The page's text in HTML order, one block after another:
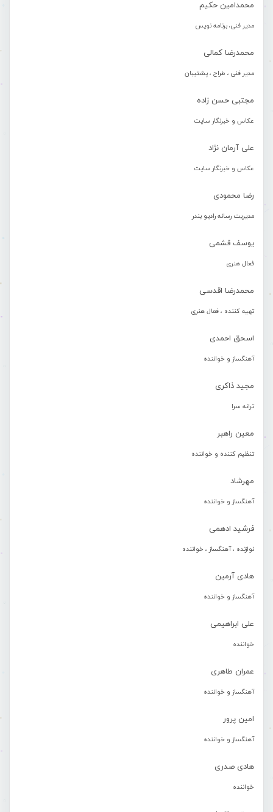
محمدامین حکیم
مدیر فنی، برنامه نویس
محمدرضا کمالی
مدیر فنی ، طراح ، پشتیبان
مجتبی حسن زاده
عکاس و خبرنگار سایت
علی آرمان نژاد
عکاس و خبرنگار سایت
رضا محمودی
مدیریت رسانه رادیو بندر
یوسف قشمی
فعال هنری
محمدرضا اقدسی
تهیه کننده ، فعال هنری
اسحق احمدی
آهنگساز و خواننده
مجید ذاکری
ترانه سرا
معین راهبر
تنظیم کننده و خواننده
مهرشاد
آهنگساز و خواننده
فرشید ادهمی
نوازنده ، آهنگساز ، خواننده
هادی آرمین
آهنگساز و خواننده
علی ابراهیمی
خواننده
عمران طاهری
آهنگساز و خواننده
امین پرور
آهنگساز و خواننده
هادی صدری
خواننده